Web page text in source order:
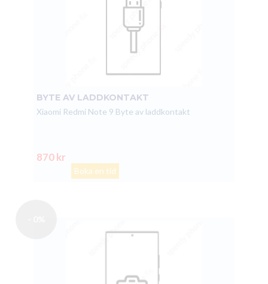
BYTE AV LADDKONTAKT
Xiaomi Redmi Note 9 Byte av laddkontakt
870 kr
Boka en tid